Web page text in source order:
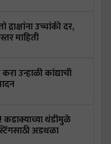
उच्चांकी दर,
माहिती
उन्हाळी कांद्याची
कडाक्याच्या थंडीमुळे
अडथळा